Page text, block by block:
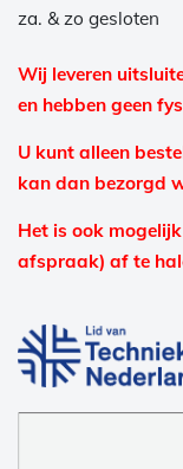
za. & zo gesloten
Wij leveren
en hebben geen
U kunt alleen
kan dan bezorgd
Het is ook
afspraak) af te